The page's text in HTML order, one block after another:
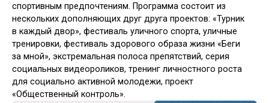
спортивным предпочтениям. Программа состоит из
нескольких дополняющих друг друга проектов: «Турник
в каждый двор», фестиваль уличного спорта, уличные
тренировки, фестиваль здорового образа жизни «Беги
за мной», экстремальная полоса препятствий, серия
социальных видеороликов, тренинг личностного роста
для социально активной молодежи, проект
«Общественный контроль».